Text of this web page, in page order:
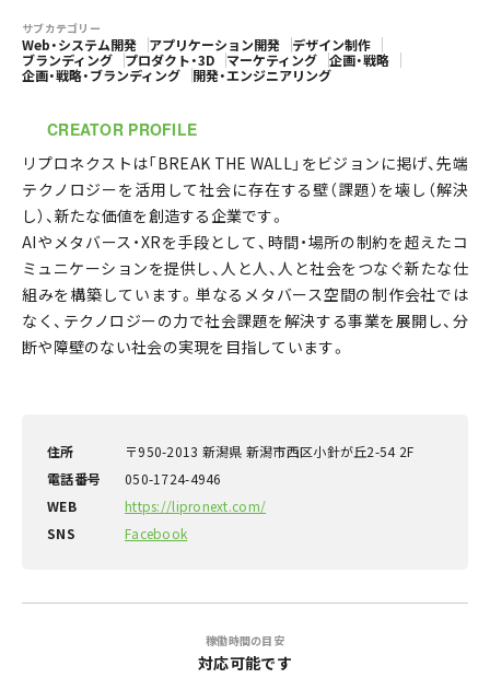
サブカテゴリー
Web・システム開発 アプリケーション開発
デザイン制作
ブランディング
プロダクト・3D マーケティング
企画・戦略
企画・戦略・ブランディング
開発・エンジニアリング
CREATOR PROFILE
リプロネクストは「BREAK THE WALL」をビジョンに掲げ、先端
テクノロジーを活用して社会に存在する壁（課題）を壊し（解決
し）、新たな価値を創造する企業です。
AIやメタバース・XRを手段として、時間・場所の制約を超えたコ
ミュニケーションを提供し、人と人、人と社会をつなぐ新たな仕
組みを構築しています。単なるメタバース空間の制作会社では
なく、テクノロジーの力で社会課題を解決する事業を展開し、分
断や障壁のない社会の実現を目指しています。
住所
〒950-2013 新潟県 新潟市西区小針が丘2-54 2F
電話番号
050-1724-4946
WEB
https://lipronext.com/
SNS
Facebook
稼働時間の目安
対応可能です